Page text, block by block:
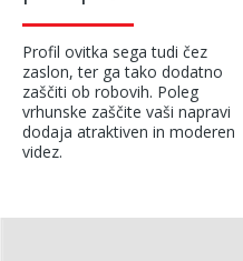
Profil ovitka sega tudi čez
zaslon, ter ga tako dodatno
zaščiti ob robovih. Poleg
vrhunske zaščite vaši napravi
dodaja atraktiven in moderen
videz.